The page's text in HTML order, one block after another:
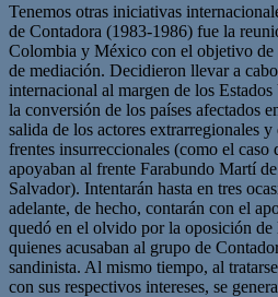
Tenemos otras iniciativas
de Contadora (1983-1986) fue la
Colombia y México con el objetivo de
de mediación. Decidieron llevar a
internacional al margen de los
la conversión de los países afectados
salida de los actores extrarregionales y
frentes insurreccionales (como el caso
apoyaban al frente Farabundo Martí
Salvador). Intentarán hasta en tres
adelante, de hecho, contarán con el
quedó en el olvido por la oposición de
quienes acusaban al grupo de
sandinista. Al mismo tiempo, al
con sus respectivos intereses, se